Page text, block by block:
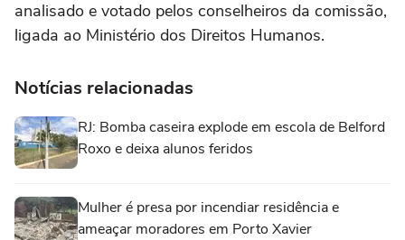
analisado e votado pelos conselheiros da comissão,
ligada ao Ministério dos Direitos Humanos.
Notícias relacionadas
RJ: Bomba caseira explode em escola de Belford
Roxo e deixa alunos feridos
Mulher é presa por incendiar residência e
ameaçar moradores em Porto Xavier